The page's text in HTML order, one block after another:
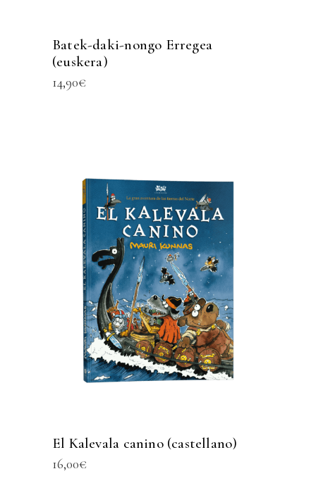
Batek-daki-nongo Erregea
(euskera)
14,90€
El Kalevala canino (castellano)
16,00€